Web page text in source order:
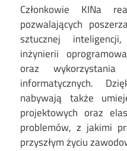
Członkowie KINa
pozwalających
sztucznej
inżynierii
oraz wykorzystania
informatycznych.
nabywają także
projektowych oraz
problemów, z jakimi
przyszłym życiu